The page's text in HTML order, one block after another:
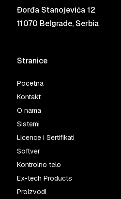
Đorđa Stanojevića 12
11070 Belgrade, Serbia
Stranice
Pocetna
Kontakt
O nama
Sistemi
Licence i Sertifikati
Softver
Kontrolno telo
Ex-tech Products
Proizvodi